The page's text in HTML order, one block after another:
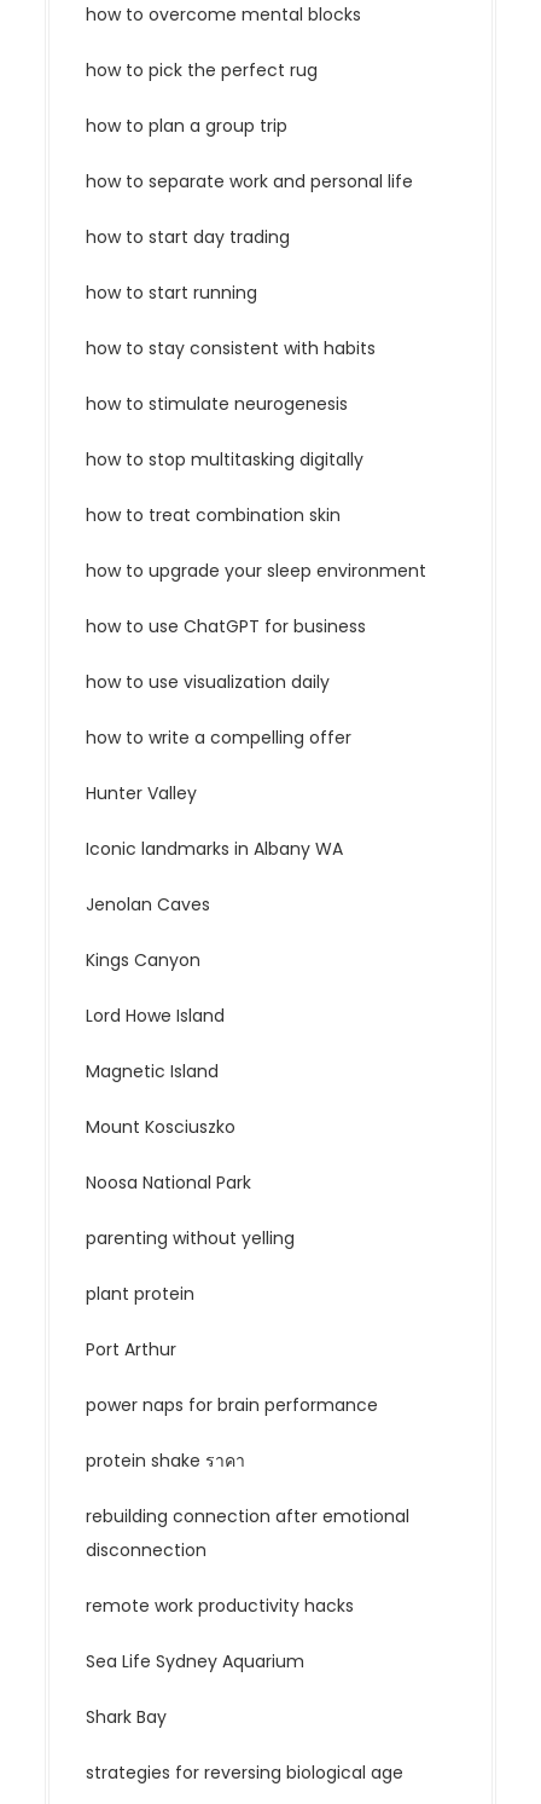
how to overcome mental blocks
how to pick the perfect rug
how to plan a group trip
how to separate work and personal life
how to start day trading
how to start running
how to stay consistent with habits
how to stimulate neurogenesis
how to stop multitasking digitally
how to treat combination skin
how to upgrade your sleep environment
how to use ChatGPT for business
how to use visualization daily
how to write a compelling offer
Hunter Valley
Iconic landmarks in Albany WA
Jenolan Caves
Kings Canyon
Lord Howe Island
Magnetic Island
Mount Kosciuszko
Noosa National Park
parenting without yelling
plant protein
Port Arthur
power naps for brain performance
protein shake ราคา
rebuilding connection after emotional
disconnection
remote work productivity hacks
Sea Life Sydney Aquarium
Shark Bay
strategies for reversing biological age